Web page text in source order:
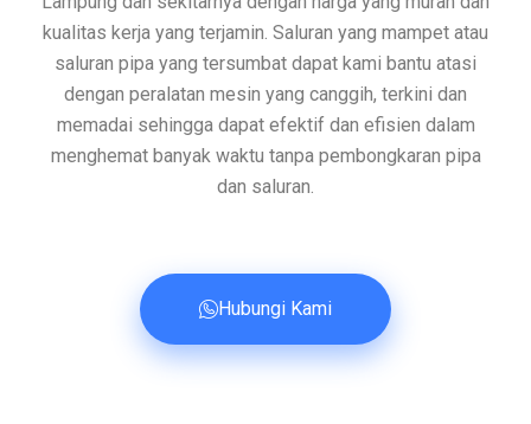
kualitas kerja yang terjamin. Saluran yang mampet atau
saluran pipa yang tersumbat dapat kami bantu atasi
dengan peralatan mesin yang canggih, terkini dan
memadai sehingga dapat efektif dan efisien dalam
menghemat banyak waktu tanpa pembongkaran pipa
dan saluran.
Hubungi Kami